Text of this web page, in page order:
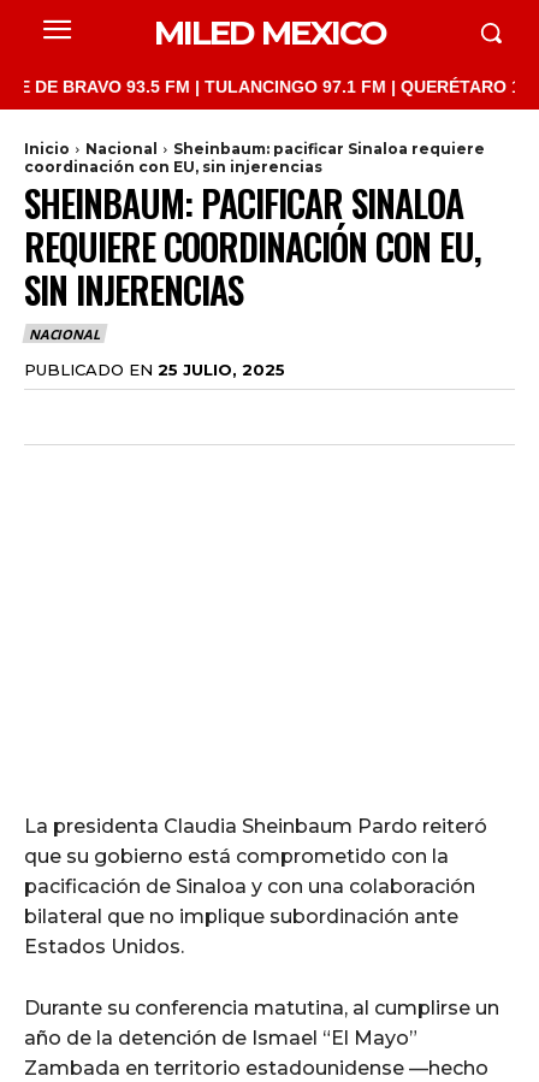
MILED MEXICO
93.5 FM | TULANCINGO 97.1 FM | QUERÉTARO 103.1
Inicio Nacional
Sheinbaum: pacificar Sinaloa requiere
coordinación con EU, sin injerencias
SHEINBAUM: PACIFICAR SINALOA
REQUIERE COORDINACIÓN CON EU,
SIN INJERENCIAS
NACIONAL
PUBLICADO EN 25 JULIO, 2025
La presidenta Claudia Sheinbaum Pardo reiteró
que su gobierno está comprometido con la
pacificación de Sinaloa y con una colaboración
bilateral que no implique subordinación ante
Estados Unidos.
Durante su conferencia matutina, al cumplirse un
año de la detención de Ismael “El Mayo”
Zambada en territorio estadounidense —hecho